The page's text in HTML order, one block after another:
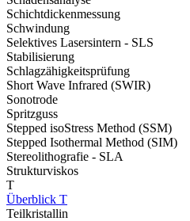
Schichtdickenmessung
Schwindung
Selektives Lasersintern - SLS
Stabilisierung
Schlagzähigkeitsprüfung
Short Wave Infrared (SWIR)
Sonotrode
Spritzguss
Stepped isoStress Method (SSM)
Stepped Isothermal Method (SIM)
Stereolithografie - SLA
Strukturviskos
T
Überblick T
Teilkristallin